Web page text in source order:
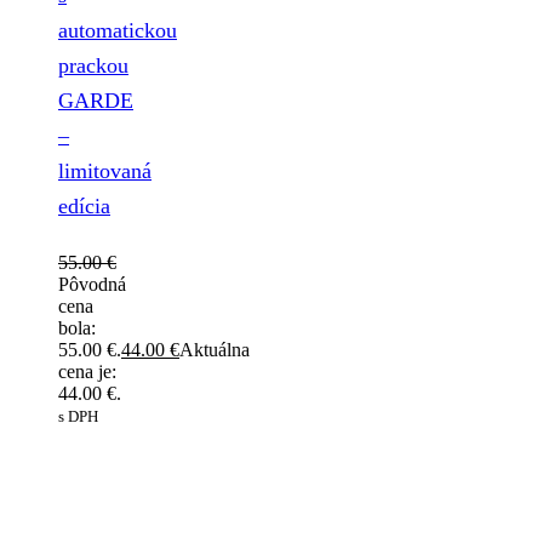
automatickou
prackou
GARDE
–
limitovaná
edícia
55.00€
Pôvodná
cena
bola:
55.00 €.44.00 €Aktuálna
cena je:
44.00 €.
s DPH